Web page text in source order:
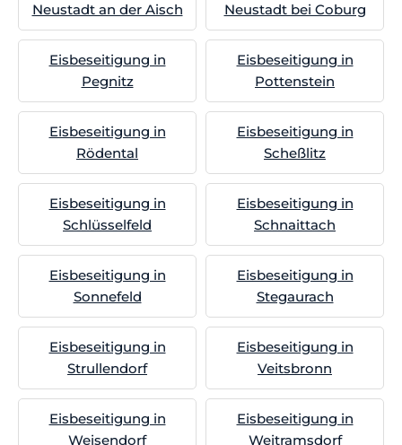
Neustadt an der Aisch
Neustadt bei Coburg
Eisbeseitigung in
Pegnitz
Eisbeseitigung in
Pottenstein
Eisbeseitigung in
Rödental
Eisbeseitigung in
Scheßlitz
Eisbeseitigung in
Schlüsselfeld
Eisbeseitigung in
Schnaittach
Eisbeseitigung in
Sonnefeld
Eisbeseitigung in
Stegaurach
Eisbeseitigung in
Strullendorf
Eisbeseitigung in
Veitsbronn
Eisbeseitigung in
Weisendorf
Eisbeseitigung in
Weitramsdorf